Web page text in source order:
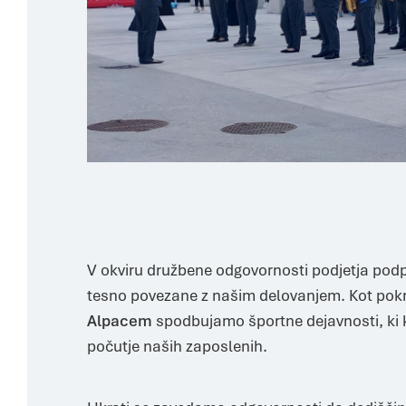
V okviru družbene odgovornosti podjetja
tesno povezane z našim delovanjem. Kot
Alpacem spodbujamo športne dejavnosti, ki
počutje naših zaposlenih.